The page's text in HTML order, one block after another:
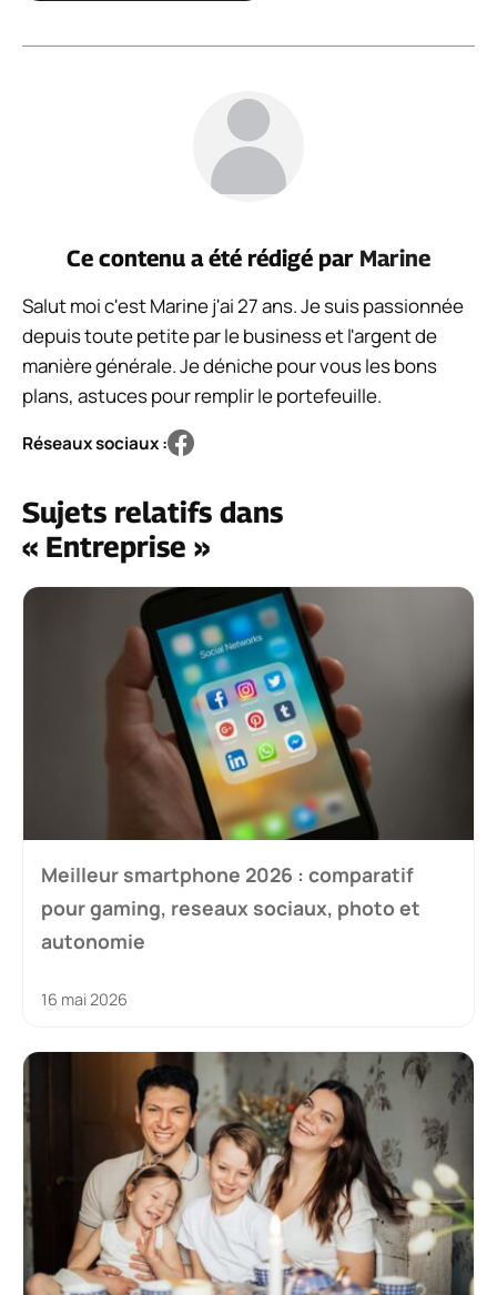
Ce contenu a été rédigé par Marine
Salut moi c'est Marine j'ai 27 ans. Je suis passionnée
depuis toute petite par le business et l'argent de
manière générale. Je déniche pour vous les bons
plans, astuces pour remplir le portefeuille.
Réseaux sociaux :
Sujets relatifs dans
« Entreprise »
Meilleur smartphone 2026 : comparatif
pour gaming, reseaux sociaux, photo et
autonomie
16 mai 2026